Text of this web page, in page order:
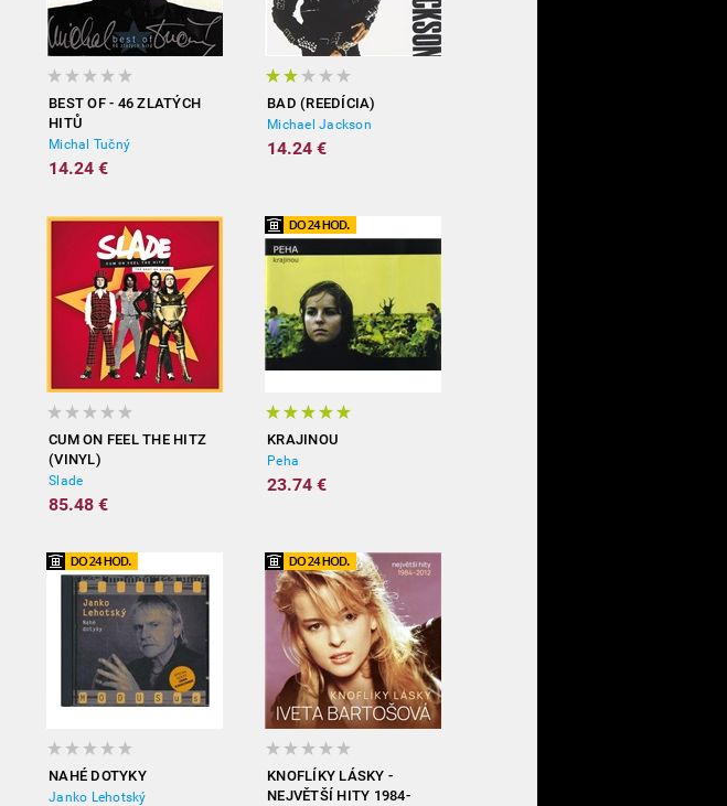
BEST OF - 46 ZLATÝCH
HITŮ
Michal Tučný
14.24 €
BAD (REEDÍCIA)
Michael Jackson
14.24 €
CUM ON FEEL THE HITZ
(VINYL)
Slade
85.48 €
KRAJINOU
Peha
23.74 €
NAHÉ DOTYKY
Janko Lehotský
KNOFLÍKY LÁSKY -
NEJVĚTŠÍ HITY 1984-